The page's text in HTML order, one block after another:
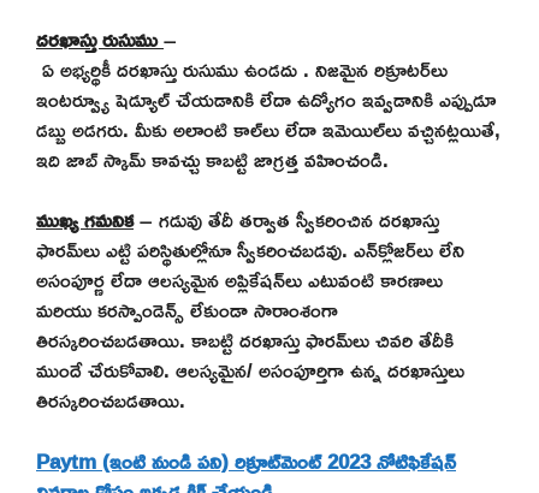
దరఖాస్తు రుసుము–
ఏ అభ్యర్థికీ దరఖాస్తు రుసుముఉండదు.నిజమైన రిక్రూటర్‌లు
ఇంటర్వ్యూ షెడ్యూల్ చేయడానికి లేదా ఉద్యోగం ఇవ్వడానికి ఎప్పుడూ
డబ్బు అడగరు. మీకు అలాంటి కాల్‌లు లేదా ఇమెయిల్‌లు వచ్చినట్లయితే,
ఇది జాబ్ స్కామ్ కావచ్చు కాబట్టి జాగ్రత్త వహించండి.
ముఖ్య గమనిక– గడువు తేదీ తర్వాత స్వీకరించిన దరఖాస్తు
ఫారమ్‌లు ఎట్టి పరిస్థితుల్లోనూ స్వీకరించబడవు. ఎన్‌క్లోజర్‌లు లేని
అసంపూర్ణ లేదా ఆలస్యమైన అప్లికేషన్‌లు ఎటువంటి కారణాలు
మరియు కరస్పాండెన్స్ లేకుండా సారాంశంగా
తిరస్కరించబడతాయి. కాబట్టి దరఖాస్తు ఫారమ్‌లు చివరి తేదీకి
ముందే చేరుకోవాలి. ఆలస్యమైన/ అసంపూర్తిగా ఉన్న దరఖాస్తులు
తిరస్కరించబడతాయి.
Paytm (ఇంటి నుండి పని) రిక్రూట్‌మెంట్ 2023 నోటిఫికేషన్